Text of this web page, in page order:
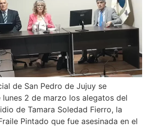
de San Pedro de Jujuy se
2 de marzo los alegatos del
de Tamara Soledad Fierro, la
Pintado que fue asesinada en el